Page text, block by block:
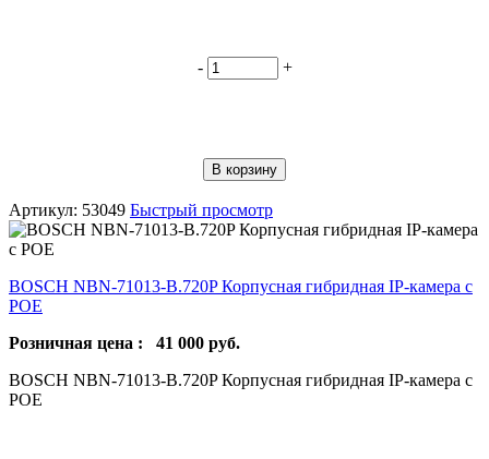
- +
В корзину
Артикул: 53049 Быстрый просмотр
BOSCH NBN-71013-B.720P Корпусная гибридная IP-камера с
POE
Розничная цена : 41 000 руб.
BOSCH NBN-71013-B.720P Корпусная гибридная IP-камера с
POE